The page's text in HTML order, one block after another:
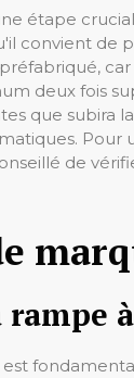
étape
convient de
deux fois
que subira
de